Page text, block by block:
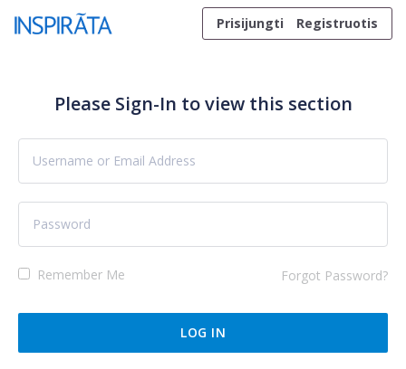
Skip to content
Prisijungti
Registruotis
Please Sign-In to view this section
Remember Me Forgot Password?